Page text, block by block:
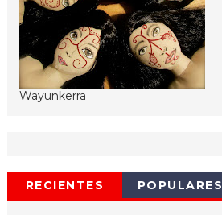
Wayunkerra
RECIENTES POPULARES